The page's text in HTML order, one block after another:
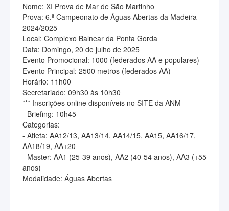
Nome: XI Prova de Mar de São Martinho
Prova: 6.ª Campeonato de Águas Abertas da Madeira
2024/2025
Local: Complexo Balnear da Ponta Gorda
Data: Domingo, 20 de julho de 2025
Evento Promocional: 1000 (federados AA e populares)
Evento Principal: 2500 metros (federados AA)
Horário: 11h00
Secretariado: 09h30 às 10h30
*** Inscrições online disponíveis no SITE da ANM
- Briefing: 10h45
Categorias:
- Atleta: AA12/13, AA13/14, AA14/15, AA15, AA16/17,
AA18/19, AA+20
- Master: AA1 (25-39 anos), AA2 (40-54 anos), AA3 (+55
anos)
Modalidade: Águas Abertas